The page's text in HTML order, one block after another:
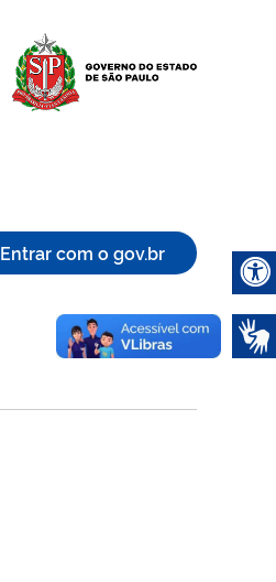
Entrar com o gov.br